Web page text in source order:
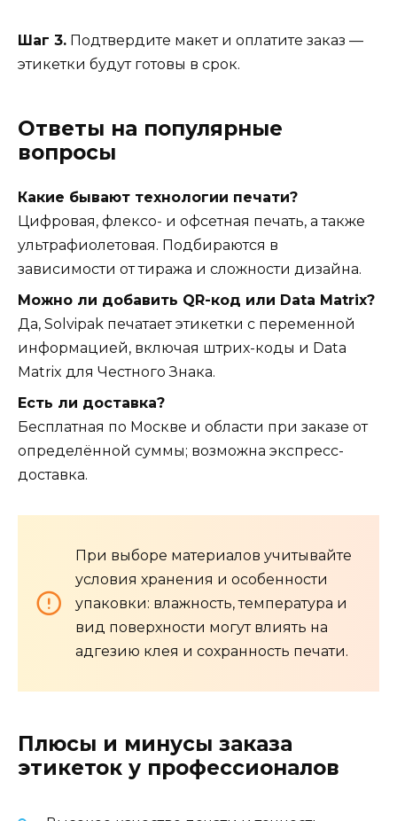
Шаг 3. Подтвердите макет и оплатите заказ —
этикетки будут готовы в срок.
Ответы на популярные
вопросы
Какие бывают технологии печати?
Цифровая, флексо- и офсетная печать, а также
ультрафиолетовая. Подбираются в
зависимости от тиража и сложности дизайна.
Можно ли добавить QR-код или Data Matrix?
Да, Solvipak печатает этикетки с переменной
информацией, включая штрих-коды и Data
Matrix для Честного Знака.
Есть ли доставка?
Бесплатная по Москве и области при заказе от
определённой суммы; возможна экспресс-
доставка.
При выборе материалов учитывайте
условия хранения и особенности
упаковки: влажность, температура и
вид поверхности могут влиять на
адгезию клея и сохранность печати.
Плюсы и минусы заказа
этикеток у профессионалов